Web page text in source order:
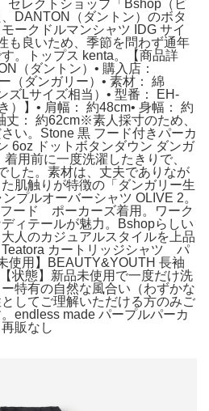
セレクトショップ「Bshop（ビ
DANTON（ダントン）のボタ
ークドルマンシャツ IDG サイ
も良いため、季節を問わず通年
。トップス kenta。【商品詳
（ダントン）• 購入店：
（ダンガリー）• 素材： 綿
ズLサイズ相当）• 型番： EH-
）】• 肩幅： 約48cm• 身幅： 約
丈： 約62cm※素人採寸のため、
い。Stone 黒 フード付きパーカ
6oz ドットボタンダウン ダンガ
用前に一度洗濯したきりで、
した。素材は、丈夫でありなが
肌触りが特徴の「ダンガリー生
プルオーバーシャツ OLIVE 2。
ード ポーカーズ着用。ワーク
ィテールが魅力。Bshopらしい
人のカジュアルスタイルを上品
カートリッジシャツ パ
用】BEAUTY&YOUTH 長袖
状態】新品未使用で一度だけ洗
特有の自然な風合い（わずかな
してご理解いただける方のみご
endless made パープルパーカ
販なし